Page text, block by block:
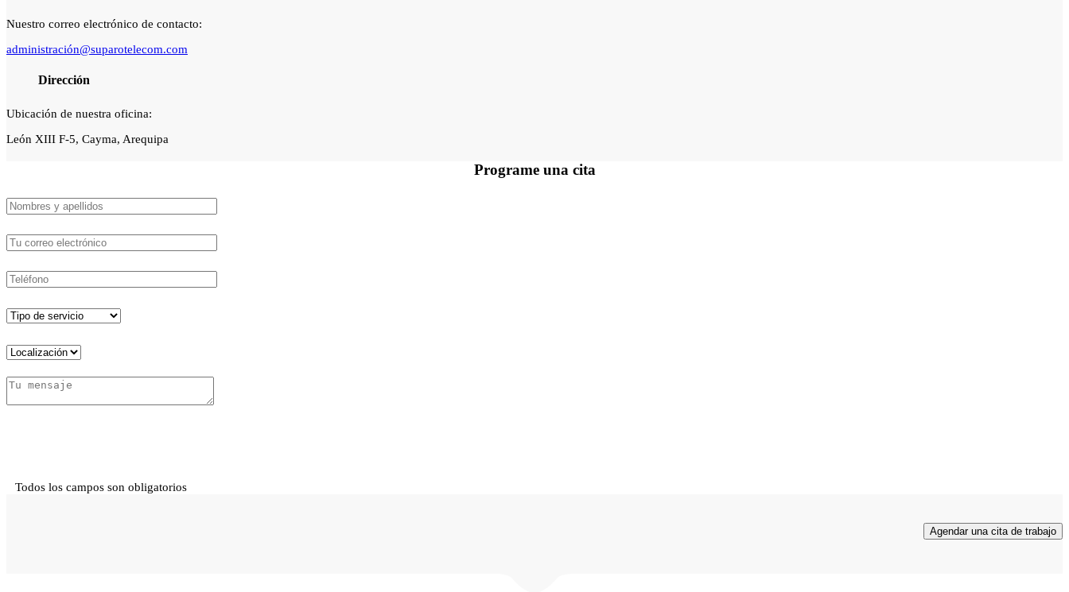
Nuestro correo electrónico de contacto:
administración@suparotelecom.com
Dirección
Ubicación de nuestra oficina:
León XIII F-5, Cayma, Arequipa
Programe una cita
Todos los campos son obligatorios